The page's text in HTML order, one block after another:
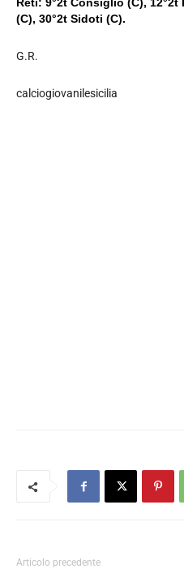
(C), 30°2t Sidoti (C).
G.R.
calciogiovanilesicilia
Articolo precedente